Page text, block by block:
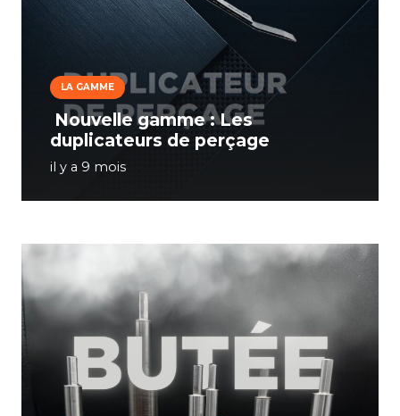
LA GAMME
Nouvelle gamme : Les
duplicateurs de perçage
il y a 9 mois